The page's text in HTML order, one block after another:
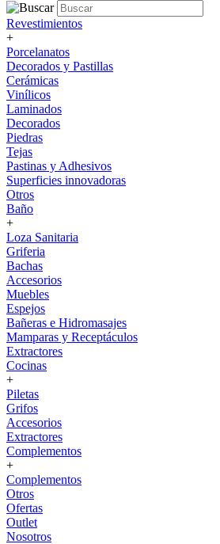
Revestimientos
+
Porcelanatos
Decorados y Pastillas
Cerámicas
Vinílicos
Laminados
Decorados
Piedras
Tejas
Pastinas y Adhesivos
Superficies innovadoras
Otros
Baño
+
Loza Sanitaria
Griferia
Bachas
Accesorios
Muebles
Espejos
Bañeras e Hidromasajes
Mamparas y Receptáculos
Extractores
Cocinas
+
Piletas
Grifos
Accesorios
Extractores
Complementos
+
Complementos
Otros
Ofertas
Outlet
Nosotros